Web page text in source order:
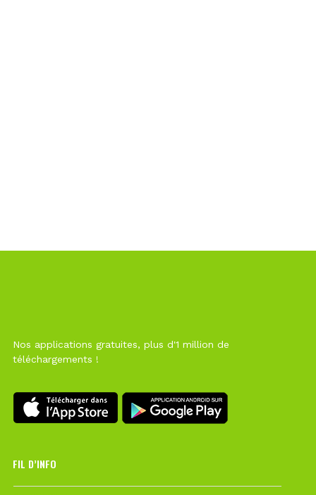
Nos applications gratuites, plus d'1 million de
téléchargements !
FIL D’INFO